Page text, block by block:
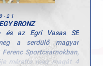
21
BRONZ
és az Egri Vasas SE
a serdülő magyar
Sportcsarnokban,
mérette meg magát 4